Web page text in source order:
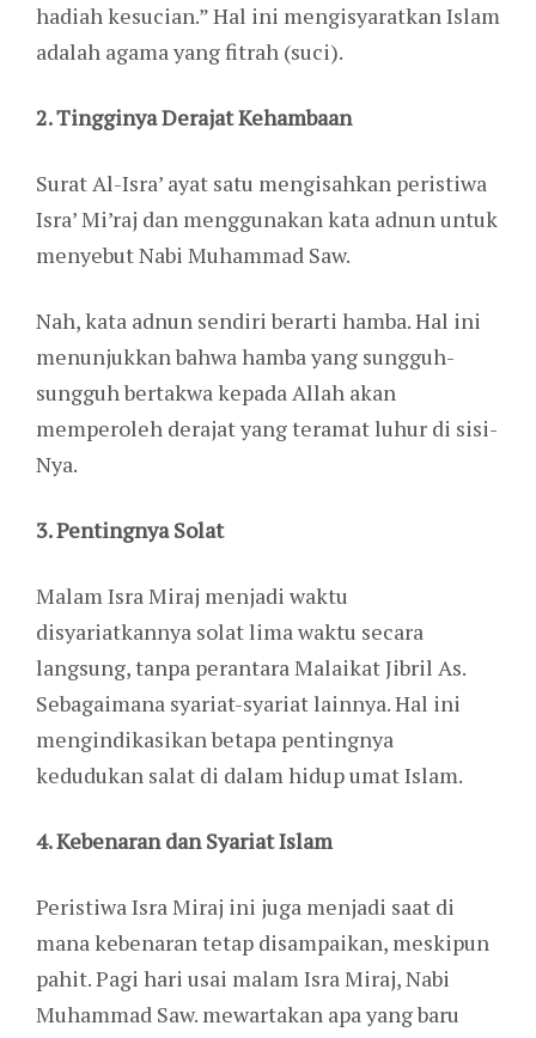
hadiah kesucian.” Hal ini mengisyaratkan Islam
adalah agama yang fitrah (suci).
2. Tingginya Derajat Kehambaan
Surat Al-Isra’ ayat satu mengisahkan peristiwa
Isra’ Mi’raj dan menggunakan kata adnun untuk
menyebut Nabi Muhammad Saw.
Nah, kata adnun sendiri berarti hamba. Hal ini
menunjukkan bahwa hamba yang sungguh-
sungguh bertakwa kepada Allah akan
memperoleh derajat yang teramat luhur di sisi-
Nya.
3. Pentingnya Solat
Malam Isra Miraj menjadi waktu
disyariatkannya solat lima waktu secara
langsung, tanpa perantara Malaikat Jibril As.
Sebagaimana syariat-syariat lainnya. Hal ini
mengindikasikan betapa pentingnya
kedudukan salat di dalam hidup umat Islam.
4. Kebenaran dan Syariat Islam
Peristiwa Isra Miraj ini juga menjadi saat di
mana kebenaran tetap disampaikan, meskipun
pahit. Pagi hari usai malam Isra Miraj, Nabi
Muhammad Saw. mewartakan apa yang baru